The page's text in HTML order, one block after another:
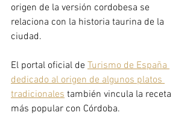
origen de la versión cordobesa se
relaciona con la historia taurina de la
ciudad.
El portal oficial de Turismo de España
dedicado al origen de algunos platos
tradicionales también vincula la receta
más popular con Córdoba.